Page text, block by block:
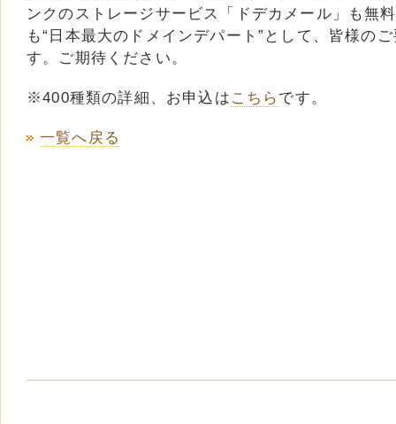
ンクのストレージサービス「ドデカメール」も無
も“日本最大のドメインデパート”として、皆様の
す。ご期待ください。
※400種類の詳細、お申込は こちら です。
一覧へ戻る